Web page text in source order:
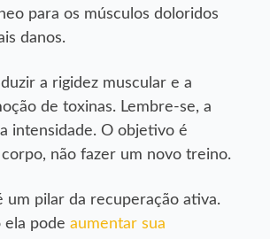
para os músculos doloridos
danos.
a rigidez muscular e a
de toxinas. Lembre-se, a
intensidade. O objetivo é
não fazer um novo treino.
um pilar da recuperação ativa.
ela pode aumentar sua